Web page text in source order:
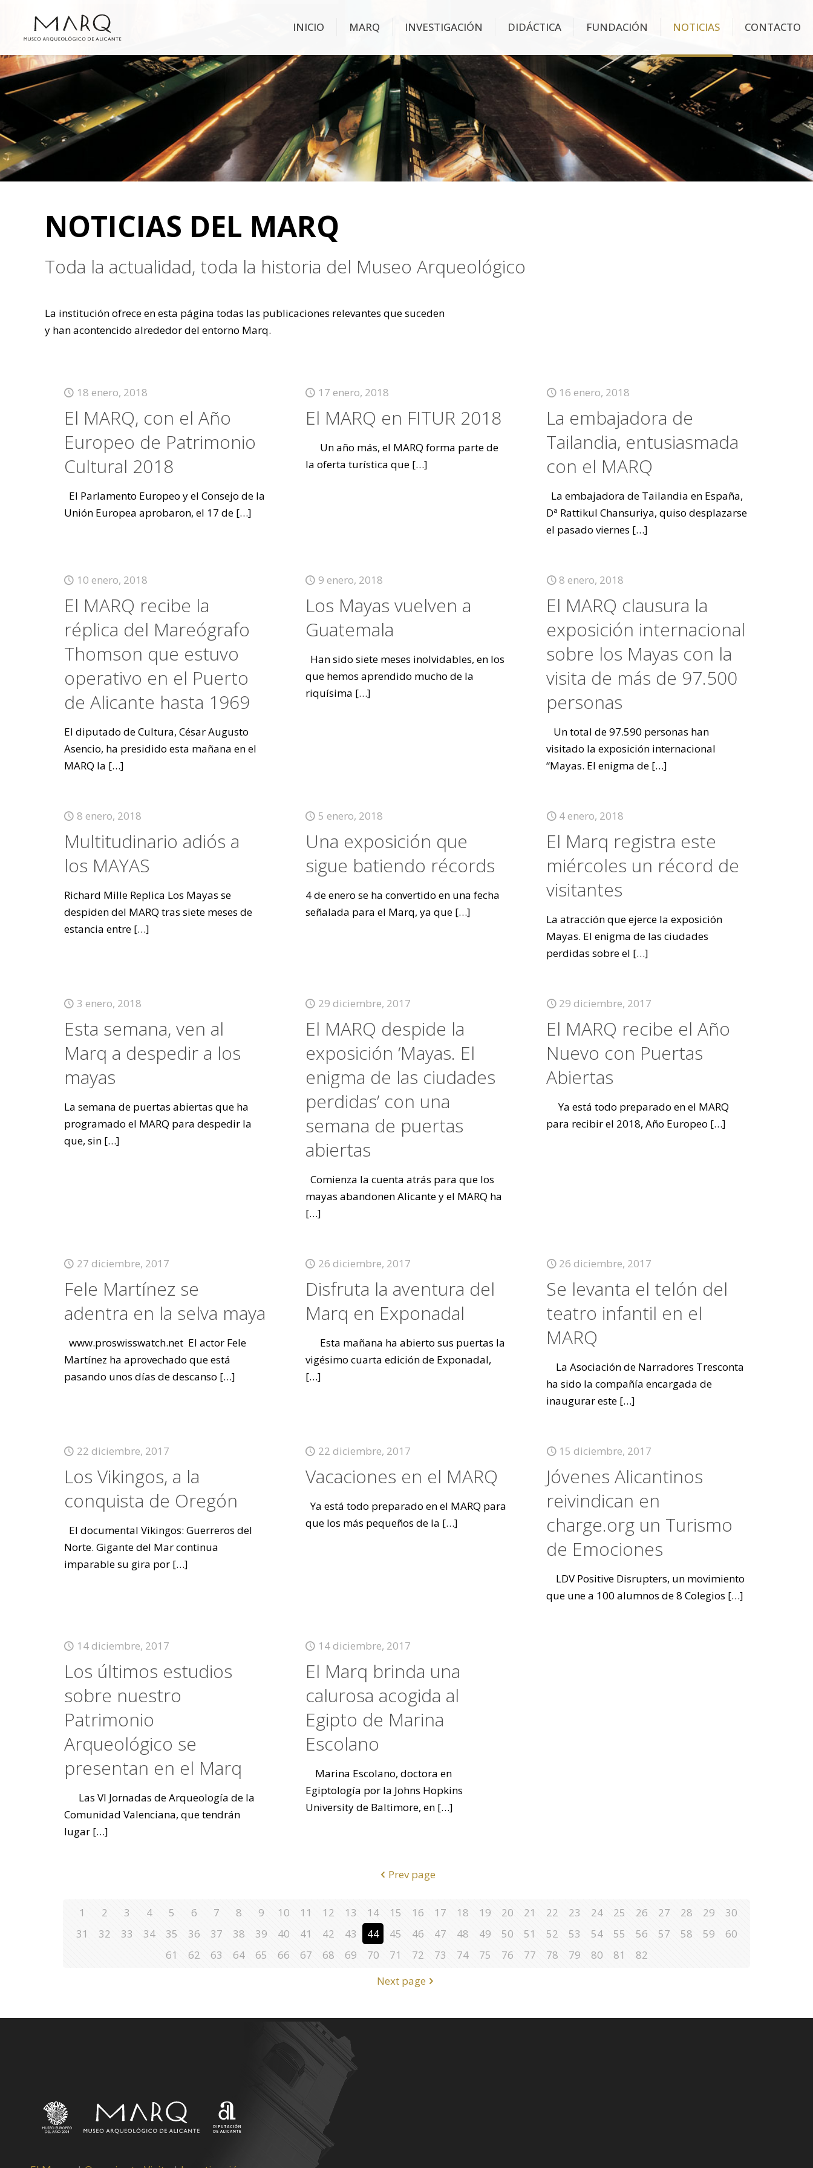
INICIO MARQ INVESTIGACIÓN DIDÁCTICA FUNDACIÓN NOTICIAS CONTACTO
NOTICIAS DEL MARQ
Toda la actualidad, toda la historia del Museo Arqueológico
La institución ofrece en esta página todas las publicaciones relevantes que suceden
y han acontencido alrededor del entorno Marq.
18 enero, 2018
El MARQ, con el Año
Europeo de Patrimonio
Cultural 2018
El Parlamento Europeo y el Consejo de la
Unión Europea aprobaron, el 17 de[…]
17 enero, 2018
El MARQ en FITUR 2018
Un año más, el MARQ forma parte de
la oferta turística que[…]
16 enero, 2018
La embajadora de
Tailandia, entusiasmada
con el MARQ
La embajadora de Tailandia en España,
Dª Rattikul Chansuriya, quiso desplazarse
el pasado viernes […]
10 enero, 2018
El MARQ recibe la
réplica del Mareógrafo
Thomson que estuvo
operativo en el Puerto
de Alicante hasta 1969
El diputado de Cultura, César Augusto
Asencio, ha presidido esta mañana en el
MARQ la […]
9 enero, 2018
Los Mayas vuelven a
Guatemala
Han sido siete meses inolvidables, en los
que hemos aprendido mucho de la
riquísima […]
8 enero, 2018
El MARQ clausura la
exposición internacional
sobre los Mayas con la
visita de más de 97.500
personas
Un total de 97.590 personas han
visitado la exposición internacional
“Mayas. El enigma de […]
8 enero, 2018
Multitudinario adiós a
los MAYAS
Richard Mille Replica Los Mayas se
despiden del MARQ tras siete meses de
estancia entre[…]
5 enero, 2018
Una exposición que
sigue batiendo récords
4 de enero se ha convertido en una fecha
señalada para el Marq, ya que[…]
4 enero, 2018
El Marq registra este
miércoles un récord de
visitantes
La atracción que ejerce la exposición
Mayas. El enigma de las ciudades
perdidas sobre el […]
3 enero, 2018
Esta semana, ven al
Marq a despedir a los
mayas
La semana de puertas abiertas que ha
programado el MARQ para despedir la
que, sin[…]
29 diciembre, 2017
El MARQ despide la
exposición ‘Mayas. El
enigma de las ciudades
perdidas’ con una
semana de puertas
abiertas
Comienza la cuenta atrás para que los
mayas abandonen Alicante y el MARQ ha
[…]
29 diciembre, 2017
El MARQ recibe el Año
Nuevo con Puertas
Abiertas
Ya está todo preparado en el MARQ
para recibir el 2018, Año Europeo […]
27 diciembre, 2017
Fele Martínez se
adentra en la selva maya
www.proswisswatch.net El actor Fele
Martínez ha aprovechado que está
pasando unos días de descanso […]
26 diciembre, 2017
Disfruta la aventura del
Marq en Exponadal
Esta mañana ha abierto sus puertas la
vigésimo cuarta edición de Exponadal,
[…]
26 diciembre, 2017
Se levanta el telón del
teatro infantil en el
MARQ
La Asociación de Narradores Tresconta
ha sido la compañía encargada de
inaugurar este […]
22 diciembre, 2017
Los Vikingos, a la
conquista de Oregón
El documental Vikingos: Guerreros del
Norte. Gigante del Mar continua
imparable su gira por[…]
22 diciembre, 2017
Vacaciones en el MARQ
Ya está todo preparado en el MARQ para
que los más pequeños de la […]
15 diciembre, 2017
Jóvenes Alicantinos
reivindican en
charge.org un Turismo
de Emociones
LDV Positive Disrupters, un movimiento
que une a 100 alumnos de 8 Colegios […]
14 diciembre, 2017
Los últimos estudios
sobre nuestro
Patrimonio
Arqueológico se
presentan en el Marq
Las VI Jornadas de Arqueología de la
Comunidad Valenciana, que tendrán
lugar[…]
14 diciembre, 2017
El Marq brinda una
calurosa acogida al
Egipto de Marina
Escolano
Marina Escolano, doctora en
Egiptología por la Johns Hopkins
University de Baltimore, en[…]
Prev page
1 2 3 4 5 6 7 8 9 10 11 12 13 14 15 16 17 18 19 20 21 22 23 24 25 26 27 28 29
30
31
32 33 34 35 36 37 38 39 40 41 42 43 44 45 46 47 48 49 50 51 52 53 54 55 56 57 58 59
60
61
62 63 64 65 66 67 68 69 70 71 72 73 74 75 76 77 78 79 80 81
82
Next page